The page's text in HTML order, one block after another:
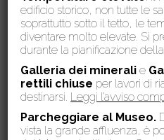
edificio storico, non tutte le
soprattutto sotto il tetto, le
diventare molto elevate. Si
durante la pianificazione della
Galleria dei minerali e
rettili chiuse per lavori di
destinarsi. Leggi l’avviso
Parcheggiare al Museo.
vista la grande affluenza, è